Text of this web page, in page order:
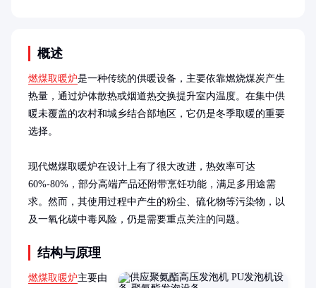
概述
燃煤取暖炉是一种传统的供暖设备，主要依靠燃烧煤炭产生
热量，通过炉体散热或烟道热交换提升室内温度。在集中供
暖未覆盖的农村和城乡结合部地区，它仍是冬季取暖的重要
选择。
现代燃煤取暖炉在设计上有了很大改进，热效率可达
60%-80%，部分高端产品还附带烹饪功能，满足多用途需
求。然而，其使用过程中产生的粉尘、硫化物等污染物，以
及一氧化碳中毒风险，仍是需要重点关注的问题。
结构与原理
燃煤取暖炉主要由